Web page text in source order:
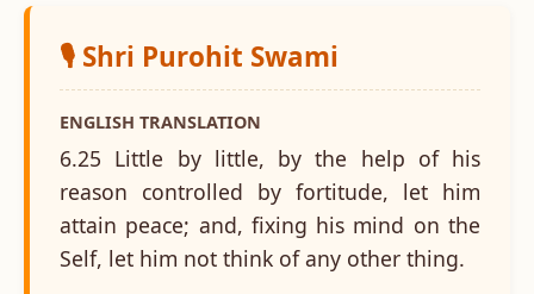
🎙️ Shri Purohit Swami
ENGLISH TRANSLATION
6.25 Little by little, by the help of his
reason controlled by fortitude, let him
attain peace; and, fixing his mind on the
Self, let him not think of any other thing.